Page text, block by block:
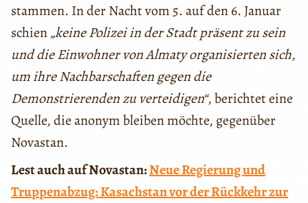
stammen. In der Nacht vom 5. auf den 6. Januar
schien„keine Polizei in der Stadt präsent zu sein
und die Einwohner von Almaty organisierten sich,
um ihre Nachbarschaften gegen die
Demonstrierenden zu verteidigen“, berichtet eine
Quelle, die anonym bleiben möchte, gegenüber
Novastan.
Lest auch auf Novastan:Neue Regierung und
Truppenabzug: Kasachstan vor der Rückkehr zur